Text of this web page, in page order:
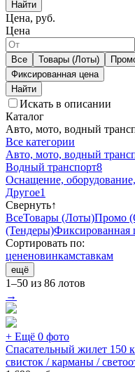
Найти
Цена, руб.
Цена
Все Товары (Лоты)
Фиксированная цена
Искать в описании
Каталог
Авто, мото, водный
Все категории
Авто, мото, водный
Водный транспорт8
Оснащение,
Другое1
Свернуть↑
ВсеТовары (Лоты)Промо
(Тендеры)Фиксированная
Сортировать по:
цененовинкамставкам
ещё
1–50 из 86 лотов
→
+ Ещё 0 фото
Спасательный жилет 150
свисток / карманы /